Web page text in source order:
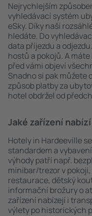
Nejrychlejším
vyhledávací systém
eSky. Díky naší
hledáte. Do
data příjezdu a
hostů a pokojů. A
před vámi objeví
Snadno si pak můžete
způsob platby za
hotel obdržel od
Jaké zařízení
Hotely in Hardeeville
standardem a
výhody patří např.
minibar/trezor v
restaurace, dětský
informační brožury o
zařízení nabízejí i
výlety po historických